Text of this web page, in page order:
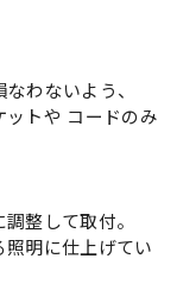
わないよう、
ットや コードのみ
整して取付。
明に仕上げてい